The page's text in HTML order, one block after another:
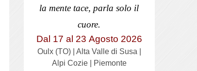
la mente tace, parla solo il
cuore.
Dal 17 al 23 Agosto 2026
Oulx (TO) | Alta Valle di Susa |
Alpi Cozie | Piemonte